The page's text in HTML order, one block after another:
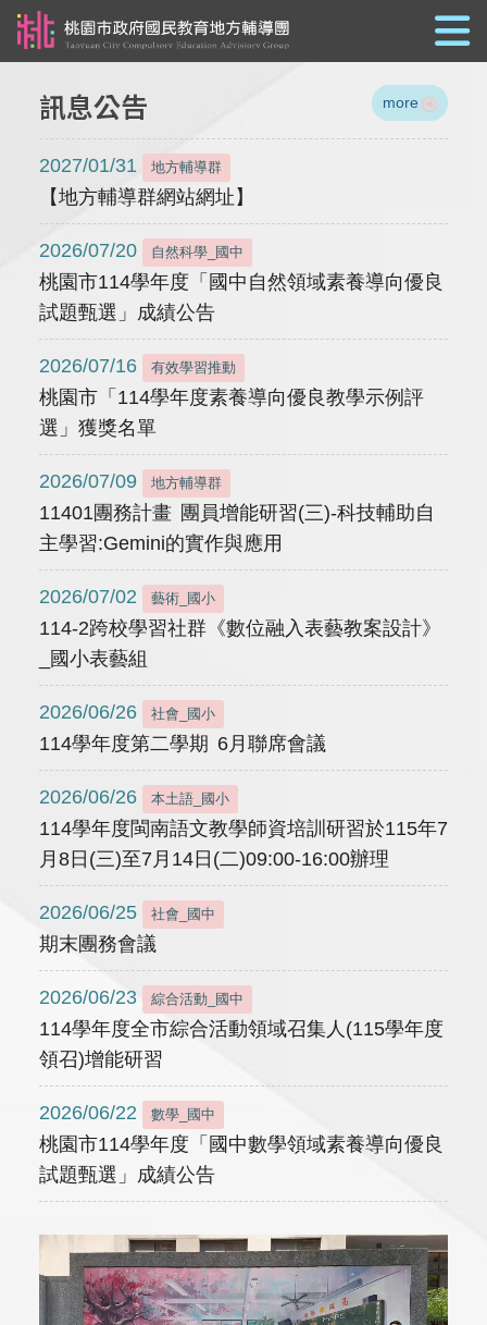
訊息公告 more
2027/01/31 地方輔導群
【地方輔導群網站網址】
2026/07/20 自然科學_國中
桃園市114學年度「國中自然領域素養導向優良
試題甄選」成績公告
2026/07/16 有效學習推動
桃園市「114學年度素養導向優良教學示例評
選」獲獎名單
2026/07/09 地方輔導群
11401團務計畫 團員增能研習(三)-科技輔助自
主學習:Gemini的實作與應用
2026/07/02 藝術_國小
114-2跨校學習社群《數位融入表藝教案設計》
_國小表藝組
2026/06/26 社會_國小
114學年度第二學期 6月聯席會議
2026/06/26 本土語_國小
114學年度閩南語文教學師資培訓研習於115年7
月8日(三)至7月14日(二)09:00-16:00辦理
2026/06/25 社會_國中
期末團務會議
2026/06/23 綜合活動_國中
114學年度全市綜合活動領域召集人(115學年度
領召)增能研習
2026/06/22 數學_國中
桃園市114學年度「國中數學領域素養導向優良
試題甄選」成績公告